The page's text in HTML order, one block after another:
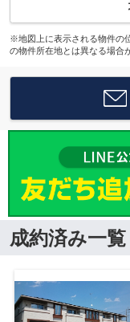
※地図上に表示される物件の
の物件所在地とは異なる場合
成約済み一覧